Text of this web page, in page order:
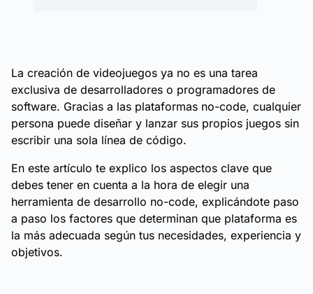
La creación de videojuegos ya no es una tarea
exclusiva de desarrolladores o programadores de
software. Gracias a las plataformas no-code, cualquier
persona puede diseñar y lanzar sus propios juegos sin
escribir una sola línea de código.
En este artículo te explico los aspectos clave que
debes tener en cuenta a la hora de elegir una
herramienta de desarrollo no-code, explicándote paso
a paso los factores que determinan que plataforma es
la más adecuada según tus necesidades, experiencia y
objetivos.